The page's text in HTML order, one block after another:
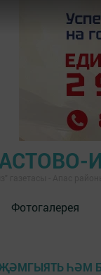
Фотогалерея
ҺӘМ